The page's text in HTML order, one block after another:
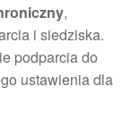
,
i siedziska.
podparcia do
ustawienia dla